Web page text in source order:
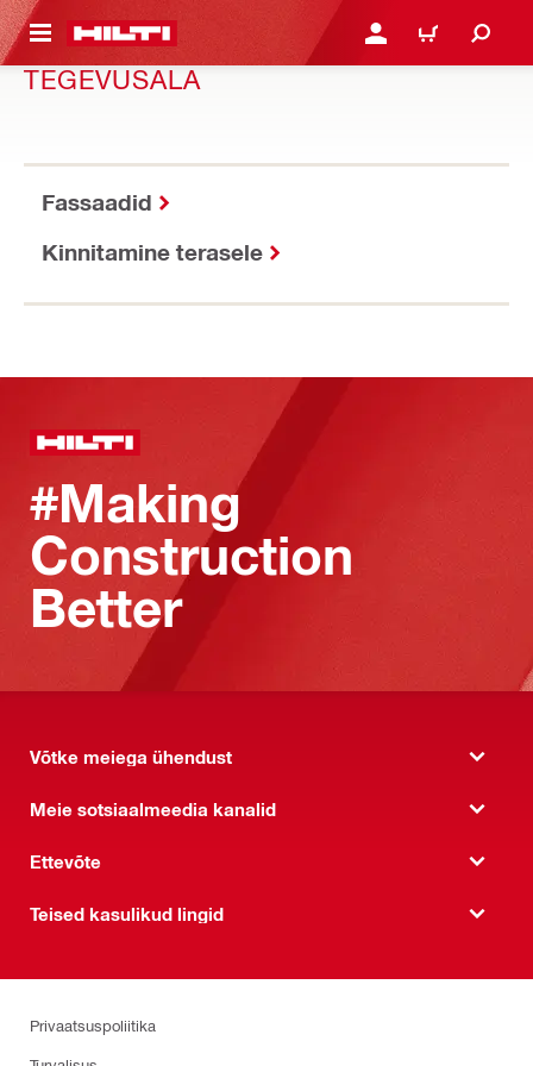
JUURDE LOGI SISSE VÕI
OSTUKORV
TEGEVUSALA
Fassaadid
Kinnitamine terasele
#Making
Construction
Better
Võtke meiega ühendust
Meie sotsiaalmeedia kanalid
Ettevõte
Teised kasulikud lingid
Privaatsuspoliitika